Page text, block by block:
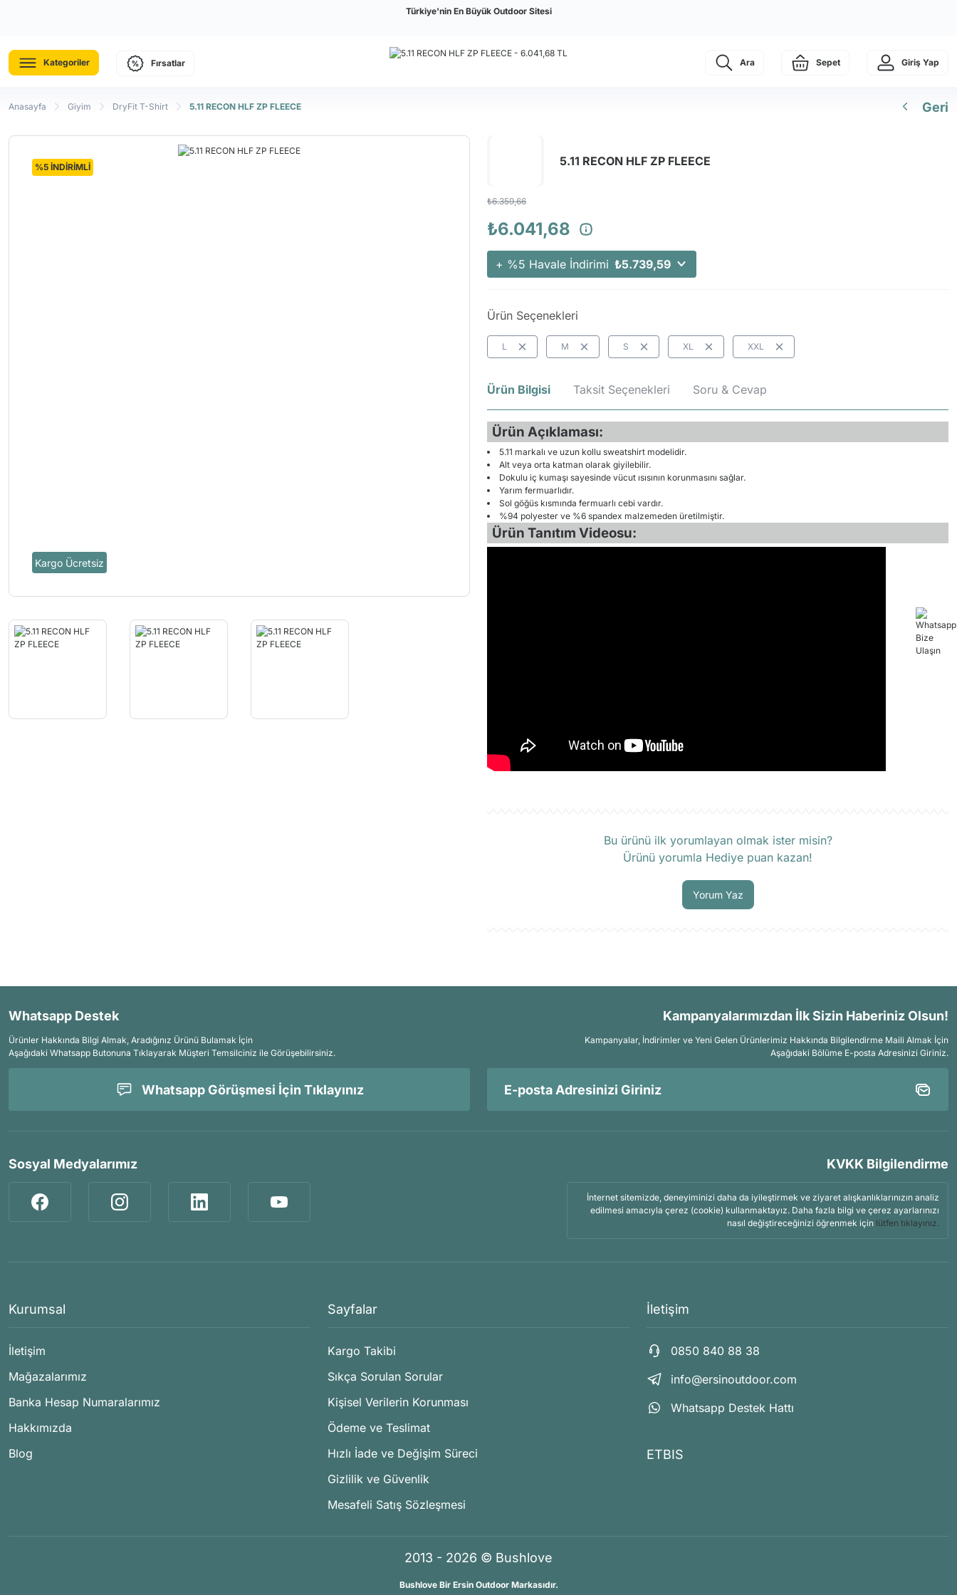
Türkiye'nin En Büyük Outdoor Sitesi
Kategoriler Fırsatlar Ara Sepet Giriş Yap
Anasayfa Giyim DryFit T-Shirt 5.11 RECON HLF ZP FLEECE Geri
Kargo Ücretsiz
%5 İNDİRİMLİ 5.11 RECON HLF ZP FLEECE
₺6.359,66
₺6.041,68
+ %5 Havale İndirimi ₺5.739,59
Ürün Seçenekleri
L M S XL XXL
Ürün Bilgisi Taksit Seçenekleri Soru & Cevap
Ürün Açıklaması:
5.11 markalı ve uzun kollu sweatshirt modelidir.
Alt veya orta katman olarak giyilebilir.
Dokulu iç kumaşı sayesinde vücut ısısının korunmasını sağlar.
Yarım fermuarlıdır.
Sol göğüs kısmında fermuarlı cebi vardır.
%94 polyester ve %6 spandex malzemeden üretilmiştir.
Ürün Tanıtım Videosu:
Bu ürünü ilk yorumlayan olmak ister misin?
Ürünü yorumla Hediye puan kazan!
Yorum Yaz
Whatsapp Destek
Ürünler Hakkında Bilgi Almak, Aradığınız Ürünü Bulamak İçin
Aşağıdaki Whatsapp Butonuna Tıklayarak Müşteri Temsilciniz ile Görüşebilirsiniz.
Whatsapp Görüşmesi İçin Tıklayınız
Kampanyalarımızdan İlk Sizin Haberiniz Olsun!
Kampanyalar, İndirimler ve Yeni Gelen Ürünlerimiz Hakkında Bilgilendirme Maili Almak İçin
Aşağıdaki Bölüme E-posta Adresinizi Giriniz.
Sosyal Medyalarımız KVKK Bilgilendirme
İnternet sitemizde, deneyiminizi daha da iyileştirmek ve ziyaret alışkanlıklarınızın analiz
edilmesi amacıyla çerez (cookie) kullanmaktayız. Daha fazla bilgi ve çerez ayarlarınızı
nasıl değiştireceğinizi öğrenmek için lütfen tıklayınız.
Kurumsal
İletişim
Mağazalarımız
Banka Hesap Numaralarımız
Hakkımızda
Blog
Sayfalar
Kargo Takibi
Sıkça Sorulan Sorular
Kişisel Verilerin Korunması
Ödeme ve Teslimat
Hızlı İade ve Değişim Süreci
Gizlilik ve Güvenlik
Mesafeli Satış Sözleşmesi
İletişim
0850 840 88 38
info@ersinoutdoor.com
Whatsapp Destek Hattı
ETBIS
2013 - 2026 © Bushlove
Bushlove Bir Ersin Outdoor Markasıdır.